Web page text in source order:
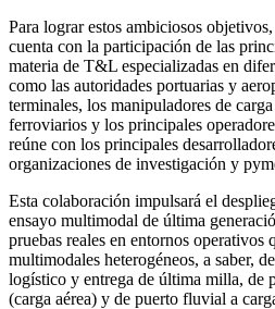
Para lograr estos ambiciosos
cuenta con la participación de las
materia de T&L especializadas en
como las autoridades portuarias y
terminales, los manipuladores de
ferroviarios y los principales
reúne con los principales
organizaciones de investigación y
Esta colaboración impulsará el
ensayo multimodal de última
pruebas reales en entornos operativos
multimodales heterogéneos, a saber,
logístico y entrega de última milla, de
(carga aérea) y de puerto fluvial a